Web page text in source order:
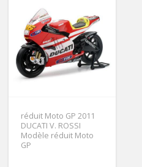
réduit Moto GP 2011
DUCATI V. ROSSI
Modèle réduit Moto
GP